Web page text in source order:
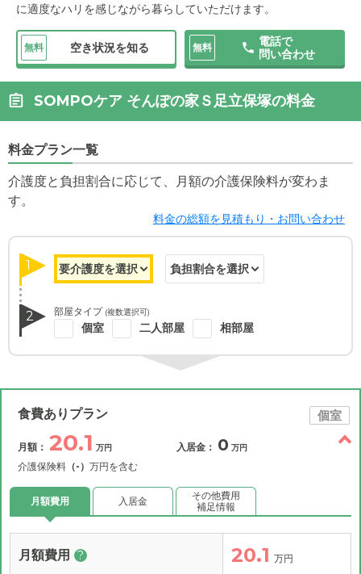
に適度なハリを感じながら暮らしていただけます。
無料 空き状況を知る 無料
電話で
問い合わせ
SOMPOケア そんぽの家Ｓ足立保塚の料金
料金プラン一覧
介護度と負担割合に応じて、月額の介護保険料が変わま
す。
料金の総額を見積もり・お問い合わせ
1
2 部屋タイプ (複数選択可)
個室 二人部屋 相部屋
食費ありプラン 個室
月額： 20.1 万円
介護保険料 （-） 万円を含む
入居金： 0 万円
月額費用 入居金
その他費用
補足情報
月額費用 ? 20.1 万円